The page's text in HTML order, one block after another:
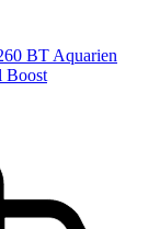
BT Aquarien
Boost